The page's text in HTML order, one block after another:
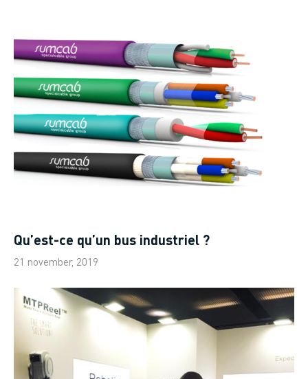
Qu’est-ce qu’un bus industriel ?
21 november, 2019